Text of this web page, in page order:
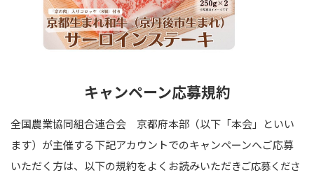
キャンペーン応募規約
全国農業協同組合連合会 京都府本部（以下「本会」といい
ます）が主催する下記アカウントでのキャンペーンへご応募
いただく方は、以下の規約をよくお読みいただきご応募くださ